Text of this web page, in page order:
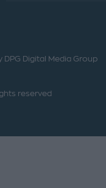
DPG Digital Media Group
reserved